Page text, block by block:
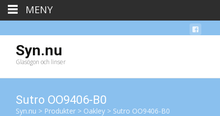
Syn.nu
Glasögon och linser
Sutro OO9406-B0
Syn.nu > Produkter > Oakley > Sutro OO9406-B0
MENY